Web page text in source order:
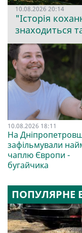
10.08.2026 20:14
"Історія
знаходиться
10.08.2026 18:11
На
зафільмували
чаплю Європи -
бугайчика
ПОПУЛЯРНЕ